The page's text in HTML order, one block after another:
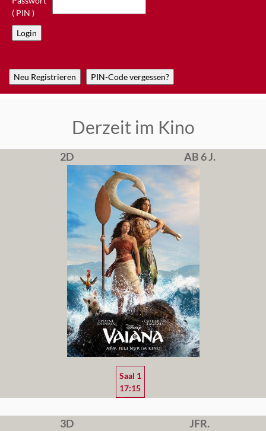
( PIN )
Derzeit im Kino
2D AB 6 J.
Saal 1
17:15
3D JFR.